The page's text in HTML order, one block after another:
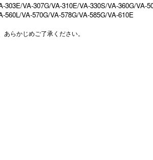
VA-307G/VA-310E/VA-330S/VA-360G/VA-
VA-570G/VA-578G/VA-585G/VA-610E
らかじめご了承ください。